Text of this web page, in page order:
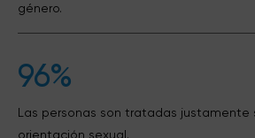
género.
96%
Las personas son tratadas justamente
orientación sexual.